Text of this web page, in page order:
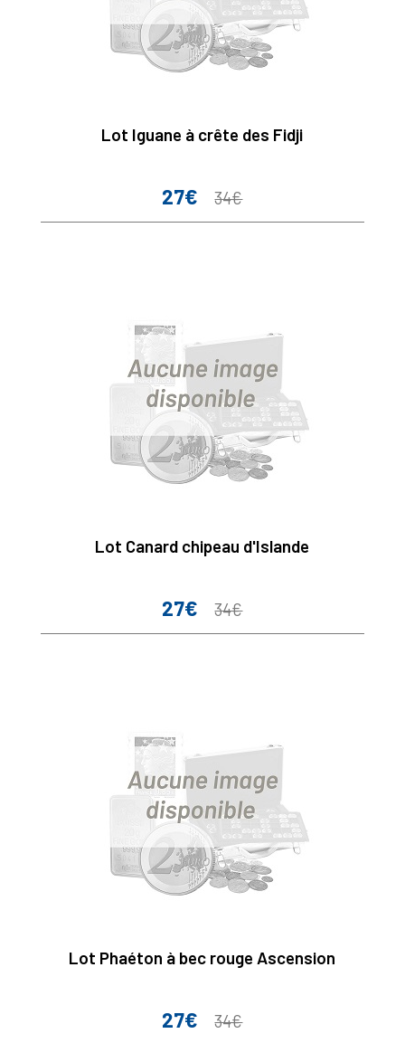
Lot Iguane à crête des Fidji
Prix
27€
Prix
34€
Lot Canard chipeau d'Islande
Prix
27€
Prix
34€
Lot Phaéton à bec rouge Ascension
Prix
27€
Prix
34€